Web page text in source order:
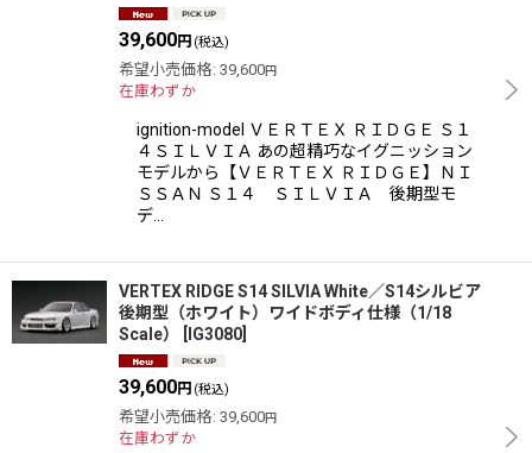
39,600円 (税込)
希望小売価格: 39,600円
在庫わずか
ignition-model ＶＥＲＴＥＸ ＲＩＤＧＥ Ｓ１
４ＳＩＬＶＩＡ あの超精巧なイグニッション
モデルから【ＶＥＲＴＥＸ ＲＩＤＧＥ】ＮＩ
ＳＳＡＮ Ｓ１４ ＳＩＬＶＩＡ 後期型モ
デ…
VERTEX RIDGE S14 SILVIA White／S14シルビア
後期型（ホワイト）ワイドボディ仕様（1/18
Scale）
IG3080
39,600円 (税込)
希望小売価格: 39,600円
在庫わずか